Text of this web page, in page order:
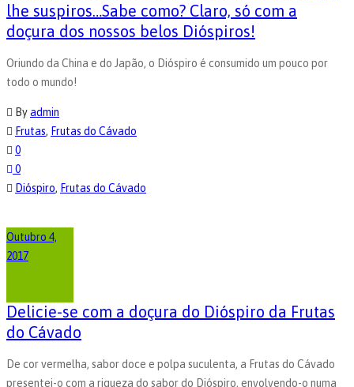
lhe suspiros…Sabe como? Claro, só com a
doçura dos nossos belos Dióspiros!
Oriundo da China e do Japão, o Dióspiro é consumido um pouco por
todo o mundo!
Byadmin
Frutas, Frutas do Cávado
0
0
Dióspiro, Frutas do Cávado
Outubro 4,
2017
Delicie-se com a doçura do Dióspiro da Frutas
do Cávado
De cor vermelha, sabor doce e polpa suculenta, a Frutas do Cávado
presentei-o com a riqueza do sabor do Dióspiro, envolvendo-o numa